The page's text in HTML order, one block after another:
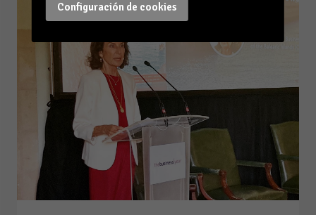
Configuración de cookies